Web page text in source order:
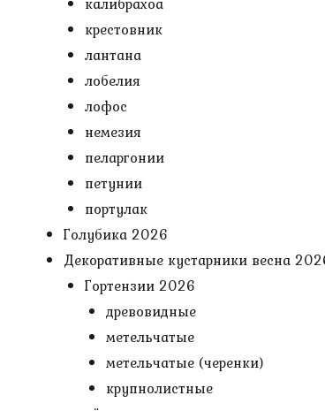
крестовник
лантана
лобелия
лофос
немезия
пеларгонии
петунии
портулак
Голубика 2026
Декоративные кустарники весна
Гортензии 2026
древовидные
метельчатые
метельчатые (черенки)
крупнолистные